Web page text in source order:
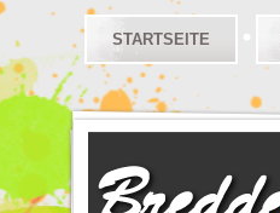
STARTSEITE